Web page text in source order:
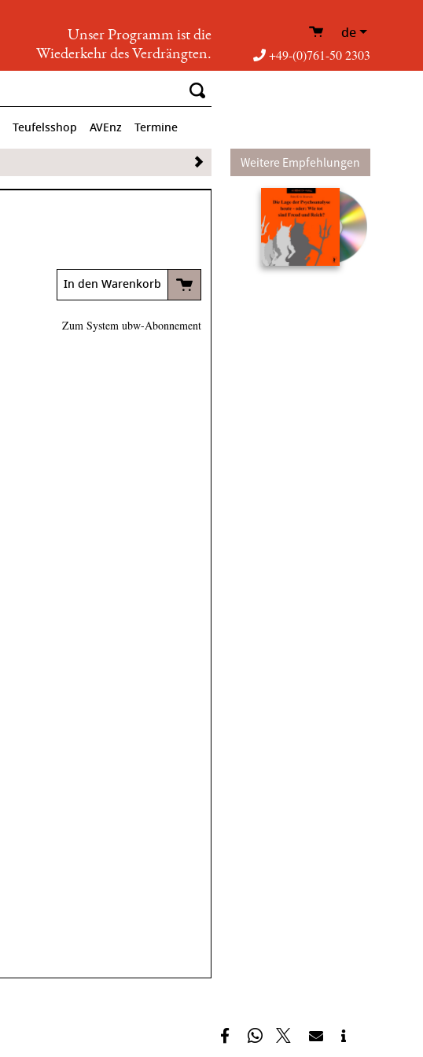
Unser Programm ist die
Wiederkehr des Verdrängten.
de
+49-(0)761-50 2303
Teufelsshop AVEnz Termine
In den Warenkorb
Zum System ubw-Abonnement
Weitere Empfehlungen